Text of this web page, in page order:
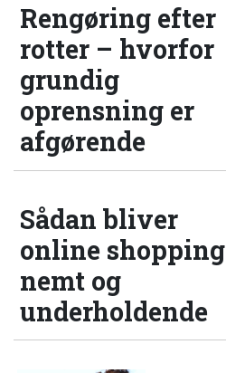
Rengøring efter
rotter – hvorfor
grundig
oprensning er
afgørende
Sådan bliver
online shopping
nemt og
underholdende